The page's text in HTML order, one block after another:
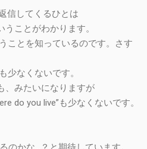
信してくるひとは
ことがわかります。
ことを知っているのです。さす
少なくないです。
、みたいになりますが
do you live”も少なくないです。